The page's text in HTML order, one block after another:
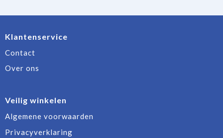
Klantenservice
Contact
Over ons
Veilig winkelen
Algemene voorwaarden
Privacyverklaring